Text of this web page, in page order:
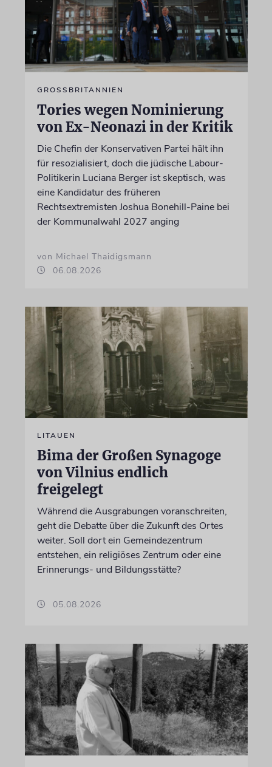
GROSSBRITANNIEN
Tories wegen Nominierung
von Ex-Neonazi in der Kritik
Die Chefin der Konservativen Partei hält ihn
für resozialisiert, doch die jüdische Labour-
Politikerin Luciana Berger ist skeptisch, was
eine Kandidatur des früheren
Rechtsextremisten Joshua Bonehill-Paine bei
der Kommunalwahl 2027 anging
von Michael Thaidigsmann
06.08.2026
LITAUEN
Bima der Großen Synagoge
von Vilnius endlich
freigelegt
Während die Ausgrabungen voranschreiten,
geht die Debatte über die Zukunft des Ortes
weiter. Soll dort ein Gemeindezentrum
entstehen, ein religiöses Zentrum oder eine
Erinnerungs- und Bildungsstätte?
05.08.2026